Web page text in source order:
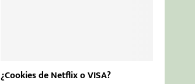
¿Cookies de Netflix o VISA?